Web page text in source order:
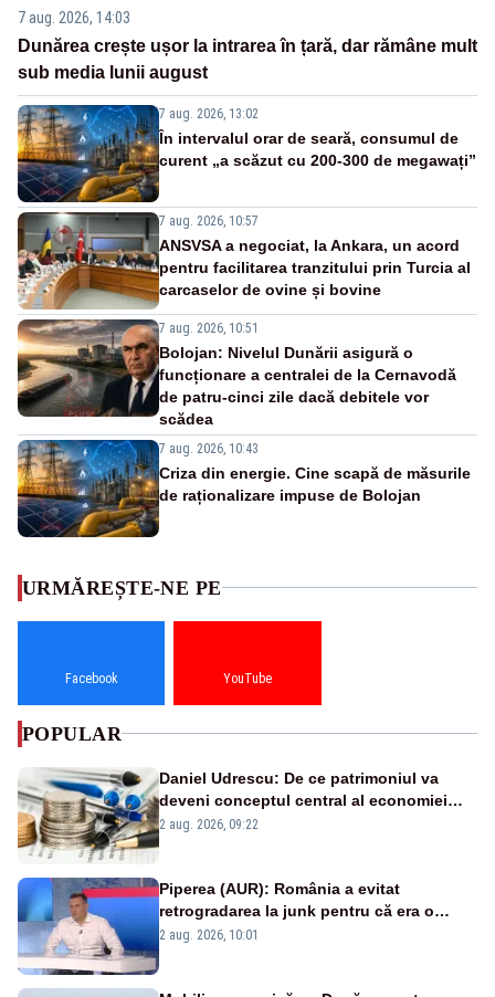
7 aug. 2026, 14:03
Dunărea crește ușor la intrarea în țară, dar rămâne mult
sub media lunii august
7 aug. 2026, 13:02
În intervalul orar de seară, consumul de
curent „a scăzut cu 200-300 de megawați”
7 aug. 2026, 10:57
ANSVSA a negociat, la Ankara, un acord
pentru facilitarea tranzitului prin Turcia al
carcaselor de ovine și bovine
7 aug. 2026, 10:51
Bolojan: Nivelul Dunării asigură o
funcționare a centralei de la Cernavodă
de patru-cinci zile dacă debitele vor
scădea
7 aug. 2026, 10:43
Criza din energie. Cine scapă de măsurile
de raționalizare impuse de Bolojan
URMĂREȘTE-NE PE
Facebook YouTube
POPULAR
Daniel Udrescu: De ce patrimoniul va
deveni conceptul central al economiei
viitoare?
2 aug. 2026, 09:22
Piperea (AUR): România a evitat
retrogradarea la junk pentru că era o
catastrofă pentru bănci și fondurile de
2 aug. 2026, 10:01